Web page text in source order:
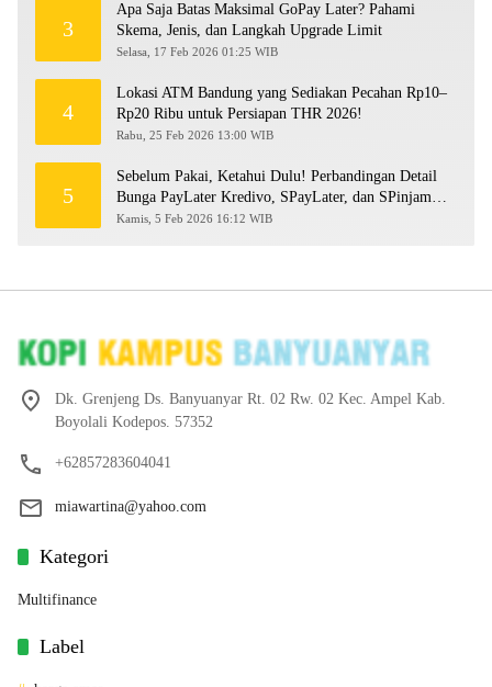
3
Apa Saja Batas Maksimal GoPay Later? Pahami
Skema, Jenis, dan Langkah Upgrade Limit
Selasa, 17 Feb 2026 01:25 WIB
4
Lokasi ATM Bandung yang Sediakan Pecahan Rp10–
Rp20 Ribu untuk Persiapan THR 2026!
Rabu, 25 Feb 2026 13:00 WIB
5
Sebelum Pakai, Ketahui Dulu! Perbandingan Detail
Bunga PayLater Kredivo, SPayLater, dan SPinjam
2026
Kamis, 5 Feb 2026 16:12 WIB
Dk. Grenjeng Ds. Banyuanyar Rt. 02 Rw. 02 Kec. Ampel Kab.
Boyolali Kodepos. 57352
+62857283604041
miawartina@yahoo.com
Kategori
Multifinance
Label